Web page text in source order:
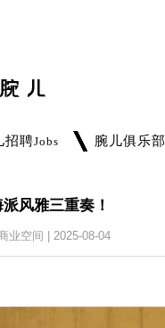
招聘Jobs 腕儿俱乐部
风雅三重奏！
业空间 | 2025-08-04